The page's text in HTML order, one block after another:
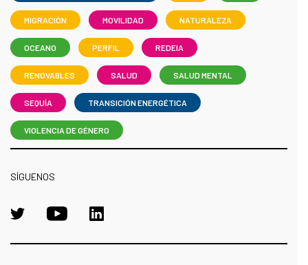
MIGRACIÓN MOVILIDAD NATURALEZA
OCEANO PERFIL REDEIA
RENOVABLES SALUD SALUD MENTAL
SEQUÍA TRANSICIÓN ENERGÉTICA
VIOLENCIA DE GÉNERO
SÍGUENOS